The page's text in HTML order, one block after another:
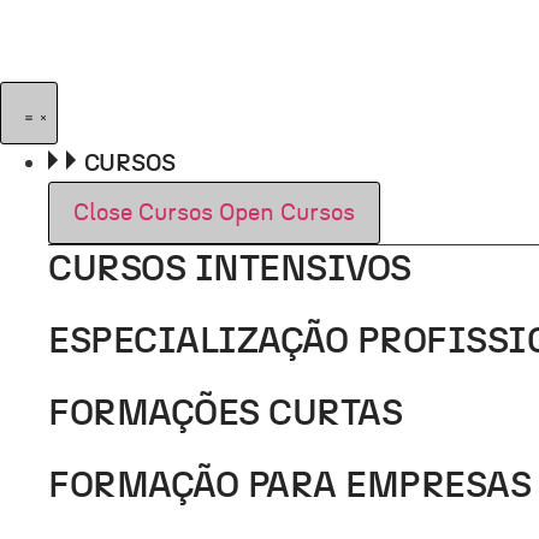
o
conteúdo
CURSOS
Close Cursos Open Cursos
CURSOS INTENSIVOS
ESPECIALIZAÇÃO
FORMAÇÕES CURTAS
FORMAÇÃO PARA EMPRESAS